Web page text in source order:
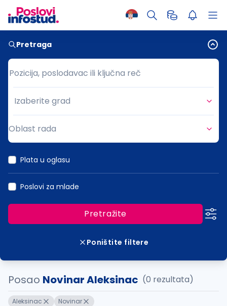
Pretraga
Pozicija, poslodavac ili ključna reč
Pozicija, poslodavac ili ključna reč
Grad
Izaberite grad
Oblast rada
Plata u oglasu
Poslovi za mlade
Pretražite
Poništite filtere
Posao Novinar Aleksinac (0 rezultata)
Aleksinac Novinar